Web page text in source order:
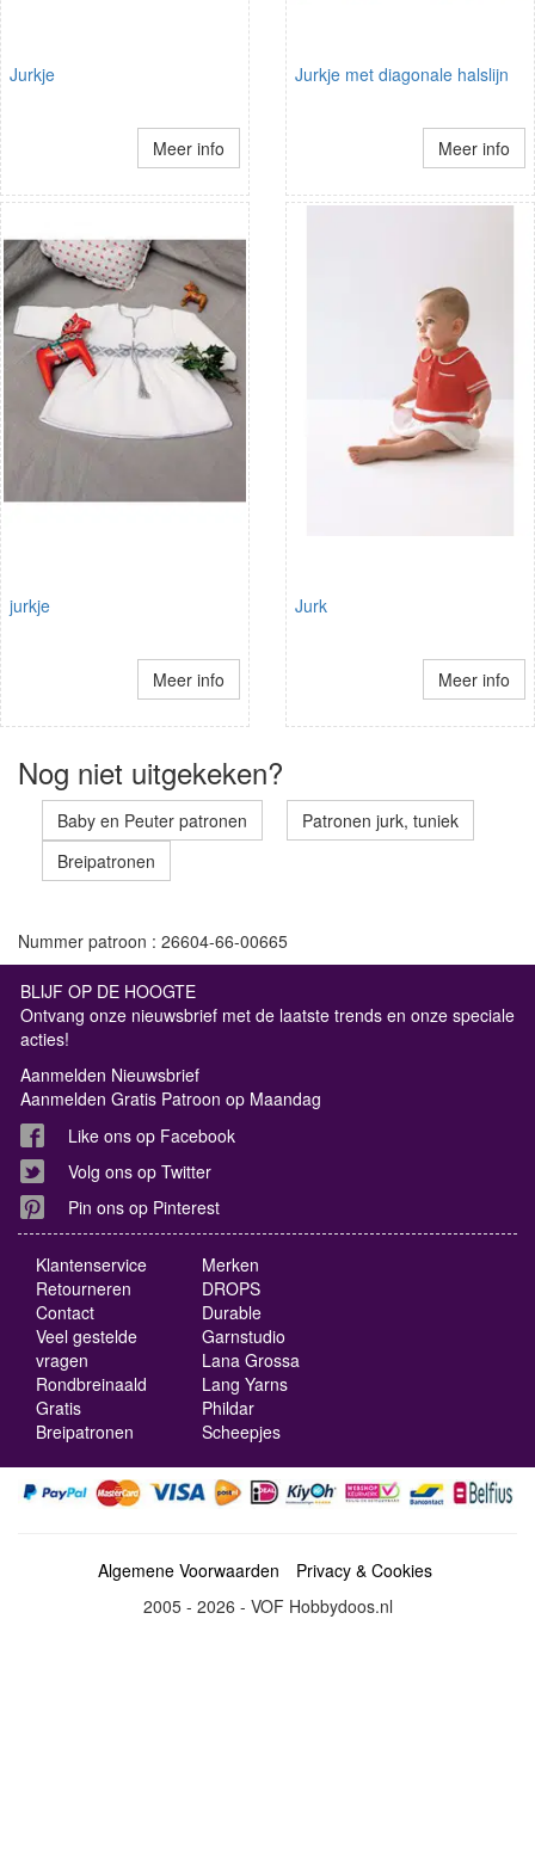
Jurkje
Meer info
Jurkje met diagonale halslijn
Meer info
jurkje
Meer info
Jurk
Meer info
Nog niet uitgekeken?
Baby en Peuter patronen
Patronen jurk, tuniek
Breipatronen
Nummer patroon : 26604-66-00665
BLIJF OP DE HOOGTE
Ontvang onze nieuwsbrief met de laatste trends en onze speciale
acties!
Aanmelden Nieuwsbrief
Aanmelden Gratis Patroon op Maandag
Like ons op Facebook
Volg ons op Twitter
Pin ons op Pinterest
Klantenservice
Retourneren
Contact
Veel gestelde
vragen
Rondbreinaald
Gratis
Breipatronen
Merken
DROPS
Durable
Garnstudio
Lana Grossa
Lang Yarns
Phildar
Scheepjes
Algemene Voorwaarden
Privacy & Cookies
2005 - 2026 - VOF Hobbydoos.nl